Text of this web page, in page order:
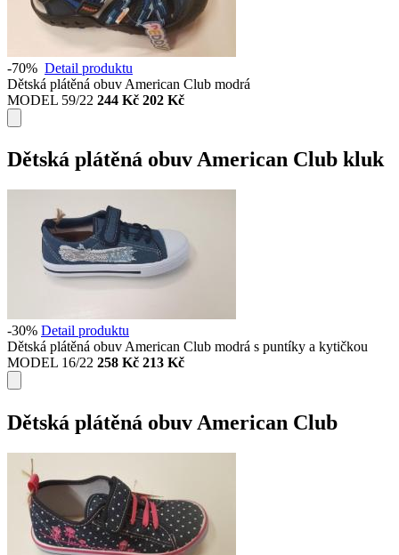
-70% Detail produktu
Dětská plátěná obuv American Club modrá
MODEL 59/22 244 Kč 202 Kč
Dětská plátěná obuv American Club kluk
-30% Detail produktu
Dětská plátěná obuv American Club modrá s puntíky a kytičkou
MODEL 16/22 258 Kč 213 Kč
Dětská plátěná obuv American Club